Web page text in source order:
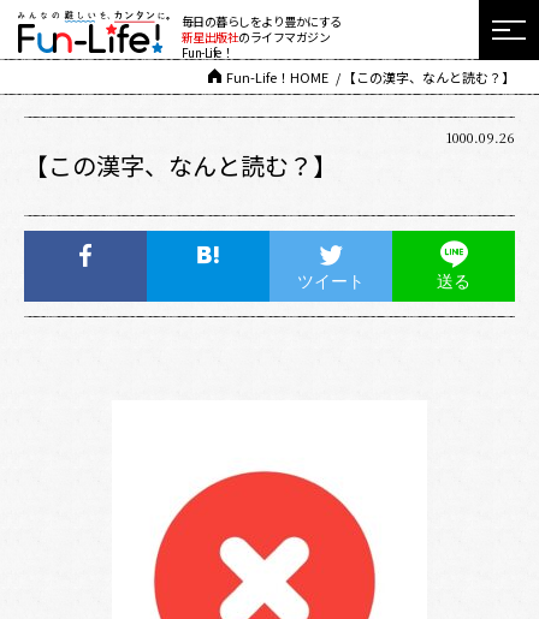
毎日の暮らしをより豊かにする
新星出版社のライフマガジン
Fun-Life！
Fun-Life！HOME 【この漢字、なんと読む？】
1000.09.26
【この漢字、なんと読む？】
ツイート 送る